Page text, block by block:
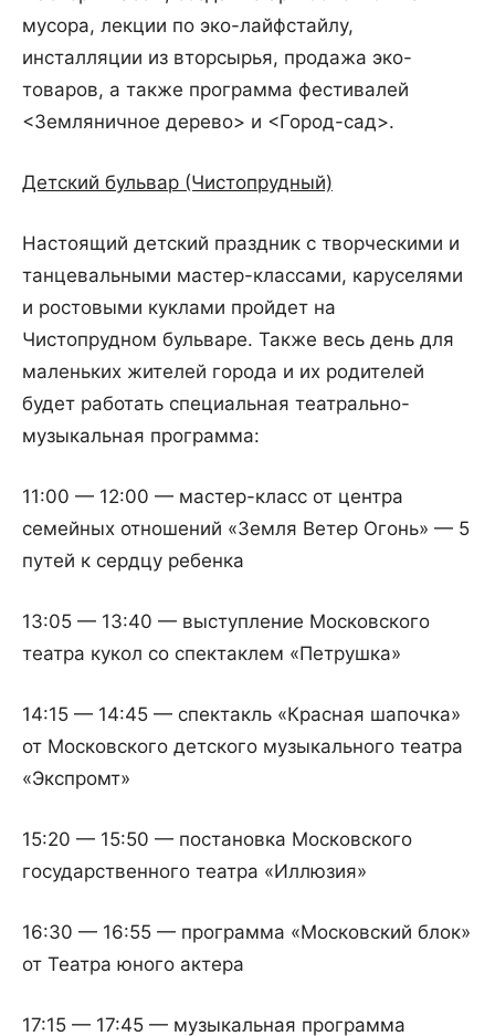
мусора, лекции по эко-лайфстайлу,
инсталляции из вторсырья, продажа эко-
товаров, а также программа фестивалей
<Земляничное дерево> и <Город-сад>.
Детский бульвар (Чистопрудный)
Настоящий детский праздник с творческими и
танцевальными мастер-классами, каруселями
и ростовыми куклами пройдет на
Чистопрудном бульваре. Также весь день для
маленьких жителей города и их родителей
будет работать специальная театрально-
музыкальная программа:
11:00 — 12:00 — мастер-класс от центра
семейных отношений «Земля Ветер Огонь» — 5
путей к сердцу ребенка
13:05 — 13:40 — выступление Московского
театра кукол со спектаклем «Петрушка»
14:15 — 14:45 — спектакль «Красная шапочка»
от Московского детского музыкального театра
«Экспромт»
15:20 — 15:50 — постановка Московского
государственного театра «Иллюзия»
16:30 — 16:55 — программа «Московский блок»
от Театра юного актера
17:15 — 17:45 — музыкальная программа